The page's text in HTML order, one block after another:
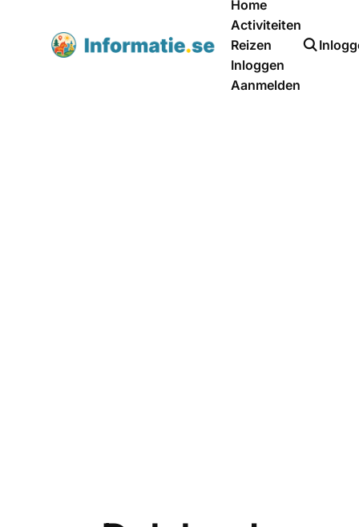
Home
Activiteiten
Reizen
Inloggen
Aanmelden